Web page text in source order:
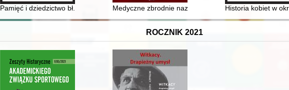
Pamięć i dziedzictwo bł. księdza Jerzego Popiełuszki
Medyczne zbrodnie nazistów Historia kobiet w
ROCZNIK 2021